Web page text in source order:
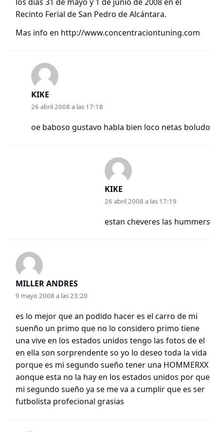
Recinto Ferial de San Pedro de Alcántara.
Mas info en http://www.concentraciontuning.com
KIKE
26 abril 2008 a las 17:18
oe baboso gustavo habla bien loco netas boludo
KIKE
26 abril 2008 a las 17:19
estan cheveres las hummers
MILLER ANDRES
9 mayo 2008 a las 23:20
es lo mejor que an podido hacer es el carro de mi
suenño un primo que no lo considero primo tiene
una vive en los estados unidos tengo las fotos de el
en ella son sorprendente so yo lo deseo toda la vida
porque es mi segundo sueño tener una HOMMERXX
aonque esta no la hay en los estados unidos por que
mi segundo sueño ya se me va a cumplir que es ser
futbolista profecional grasias